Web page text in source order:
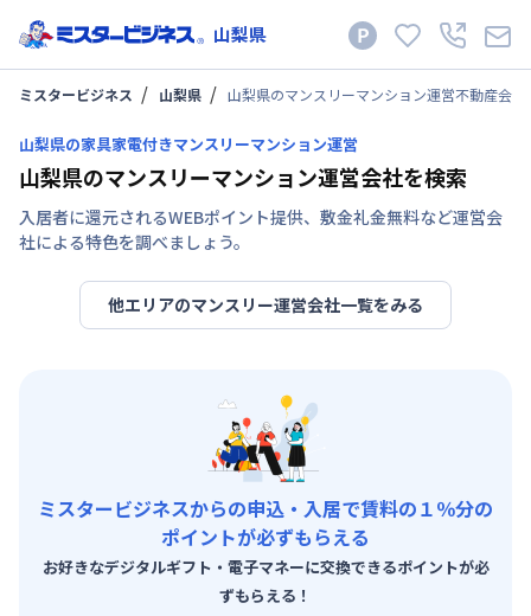
山梨県
ミスタービジネス 山梨県 山梨県のマンスリーマンション運営不動産会社
山梨県の家具家電付きマンスリーマンション運営
山梨県のマンスリーマンション運営会社を検索
入居者に還元されるWEBポイント提供、敷金礼金無料など運営会
社による特色を調べましょう。
他エリアのマンスリー運営会社一覧をみる
ミスタービジネスからの申込・入居で賃料の１％分の
ポイントが必ずもらえる
お好きなデジタルギフト・電子マネーに交換できるポイントが必
ずもらえる！